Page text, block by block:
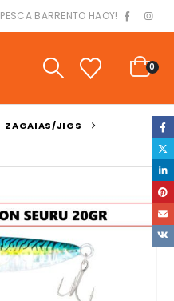
PESCA BARRENTO HAOY!
0
ZAGAIAS/JIGS